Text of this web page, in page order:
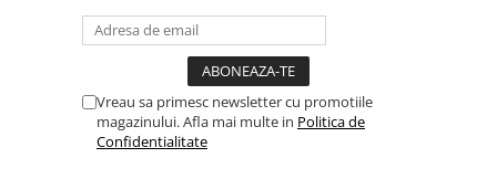
Vreau sa primesc newsletter cu promotiile
magazinului. Afla mai multe in Politica de
Confidentialitate